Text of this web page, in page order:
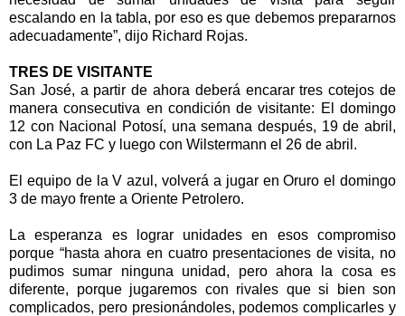
escalando en la tabla, por eso es que debemos prepararnos
adecuadamente”, dijo Richard Rojas.
TRES DE VISITANTE
San José, a partir de ahora deberá encarar tres cotejos de
manera consecutiva en condición de visitante: El domingo
12 con Nacional Potosí, una semana después, 19 de abril,
con La Paz FC y luego con Wilstermann el 26 de abril.
El equipo de la V azul, volverá a jugar en Oruro el domingo
3 de mayo frente a Oriente Petrolero.
La esperanza es lograr unidades en esos compromiso
porque “hasta ahora en cuatro presentaciones de visita, no
pudimos sumar ninguna unidad, pero ahora la cosa es
diferente, porque jugaremos con rivales que si bien son
complicados, pero presionándoles, podemos complicarles y